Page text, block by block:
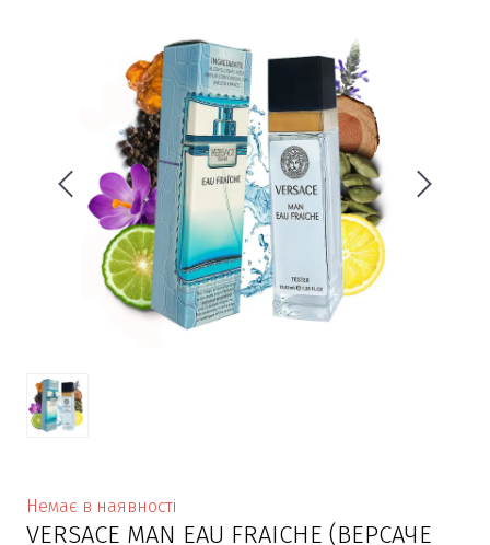
Немає в наявності
VERSACE MAN EAU FRAICHE (ВЕРСАЧЕ